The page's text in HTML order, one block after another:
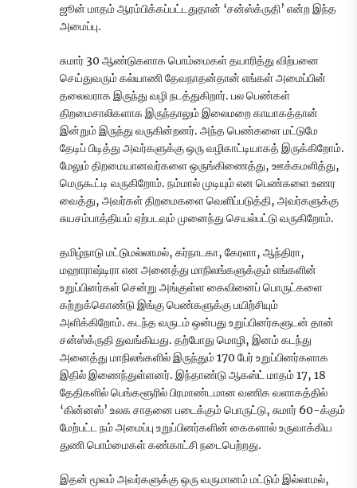
ஜூன் மாதம் ஆரம்பிக்கப்பட்டதுதான் ‘சன்ஸ்க்ருதி’ என்ற இந்த
அமைப்பு.
சுமார் 30 ஆண்டுகளாக பொம்மைகள் தயாரித்து விற்பனை
செய்துவரும் கல்யாணி தேவநாதன்தான் எங்கள் அமைப்பின்
தலைவராக இருந்து வழி நடத்துகிறார். பல பெண்கள்
திறமைசாலிகளாக இருந்தாலும் இலைமறை காயாகத்தான்
இன்றும் இருந்து வருகின்றனர். அந்த பெண்களை மட்டுமே
தேடிப் பிடித்து அவர்களுக்கு ஒரு வழிகாட்டியாகத் இருக்கிறோம்.
மேலும் திறமையானவர்களை ஒருங்கிணைத்து, ஊக்கமளித்து,
மெருகூட்டி வருகிறோம். நம்மால் முடியும் என பெண்களை உணர
வைத்து, அவர்கள் திறமைகளை வெளிப்படுத்தி, அவர்களுக்கு
சுயசம்பாத்தியம் ஏற்படவும் முனைந்து செயல்பட்டு வருகிறோம்.
தமிழ்நாடு மட்டுமல்லாமல், கர்நாடகா, கேரளா, ஆந்திரா,
மஹாராஷ்டிரா என அனைத்து மாநிலங்களுக்கும் எங்களின்
உறுப்பினர்கள் சென்று அங்குள்ள கைவினைப் பொருட்களை
கற்றுக்கொண்டு இங்கு பெண்களுக்கு பயிற்சியும்
அளிக்கிறோம். கடந்த வருடம் ஒன்பது உறுப்பினர்களுடன் தான்
சன்ஸ்க்ருதி துவங்கியது. தற்போது மொழி, இனம் கடந்து
அனைத்து மாநிலங்களில் இருந்தும் 170 பேர் உறுப்பினர்களாக
இதில் இணைந்துள்ளனர். இந்தாண்டு ஆகஸ்ட் மாதம் 17, 18
தேதிகளில் பெங்களூரில் பிரமாண்டமான வணிக வளாகத்தில்
‘கின்னஸ்’ உலக சாதனை படைக்கும் பொருட்டு, சுமார் 60-க்கும்
மேற்பட்ட நம் அமைப்பு உறுப்பினர்களின் கைகளால் உருவாக்கிய
துணி பொம்மைகள் கண்காட்சி நடைபெற்றது.
இதன் மூலம் அவர்களுக்கு ஒரு வருமானம் மட்டும் இல்லாமல்,